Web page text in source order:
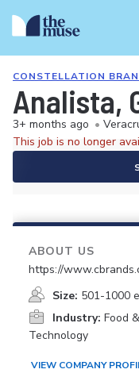
CONSTELLATION
Analista,
3+ months ago •
This job is no longer
ABOUT US
https://
Size: 501-1000
Industry: Food
Technology
VIEW COMPANY